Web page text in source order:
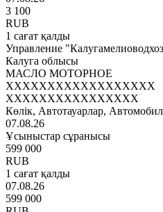
3 100
RUB
1 сағат қалды
Управление
Калуга облысы
МАСЛО МОТОРНОЕ
XXXXXXXXXXXXXXXXXX
XXXXXXXXXXXXXXXX
Көлік, Автотауарлар,
07.08.26
Ұсыныстар сұранысы
599 000
RUB
1 сағат қалды
07.08.26
599 000